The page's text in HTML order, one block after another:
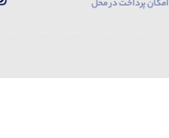
امکان پرداخت در محل